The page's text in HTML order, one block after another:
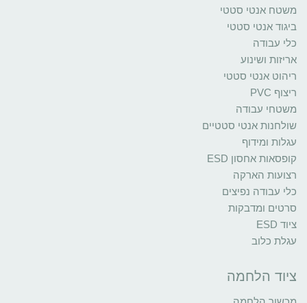
משטח אנטי סטטי
ביגוד אנטי סטטי
כלי עבודה
אריזות ושינוע
ריהוט אנטי סטטי
ריצוף PVC
משטחי עבודה
שולחנות אנטי סטטיים
עגלות ומידוף
קופסאות אחסון ESD
רצועות הארקה
כלי עבודה נפיצים
סרטים ומדבקות
ציוד ESD
עגלת כלוב
ציוד הלחמה